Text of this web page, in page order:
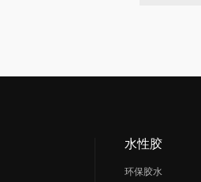
水性胶
环保胶水